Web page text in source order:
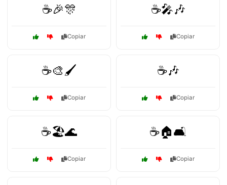
☕🎉🎊
Copiar
☕🎤🎶
Copiar
☕🎨🖌️
Copiar
☕🎶
Copiar
☕🏖️🌊
Copiar
☕🏠🛋️
Copiar